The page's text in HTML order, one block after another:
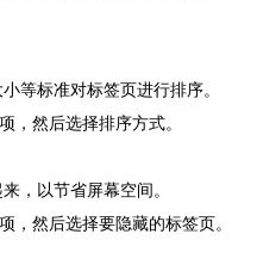
等标准对标签页进行排序。
，然后选择排序方式。
，以节省屏幕空间。
，然后选择要隐藏的标签页。